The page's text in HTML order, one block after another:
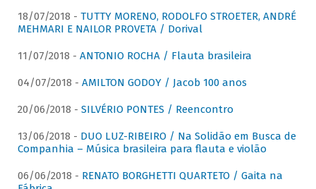
18/07/2018 - TUTTY MORENO, RODOLFO STROETER, ANDRÉ
MEHMARI E NAILOR PROVETA / Dorival
11/07/2018 - ANTONIO ROCHA / Flauta brasileira
04/07/2018 - AMILTON GODOY / Jacob 100 anos
20/06/2018 - SILVÉRIO PONTES / Reencontro
13/06/2018 - DUO LUZ-RIBEIRO / Na Solidão em Busca de
Companhia – Música brasileira para flauta e violão
06/06/2018 - RENATO BORGHETTI QUARTETO / Gaita na